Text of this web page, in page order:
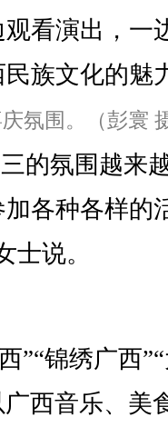
看演出，一
族文化的魅
氛围。（彭寰
的氛围越来
各种各样的
士说。
”“锦绣广西
西音乐、美